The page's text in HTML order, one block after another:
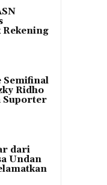
Rekening
Semifinal
Ridho
Suporter
dari
Undan